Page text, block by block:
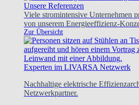
Unsere Referenzen
Viele stromintensive Unternehmen
von unserem Energieeffizienz-
Zur Übersicht
Experten im LIVARSA Netzwerk
Nachhaltige elektrische
Netzwerkpartner.